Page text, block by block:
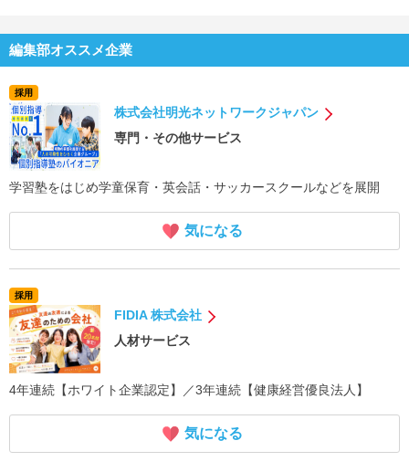
編集部オススメ企業
採用
株式会社明光ネットワークジャパン
専門・その他サービス
学習塾をはじめ学童保育・英会話・サッカースクールなどを展開
気になる
採用
FIDIA 株式会社
人材サービス
4年連続【ホワイト企業認定】／3年連続【健康経営優良法人】
気になる